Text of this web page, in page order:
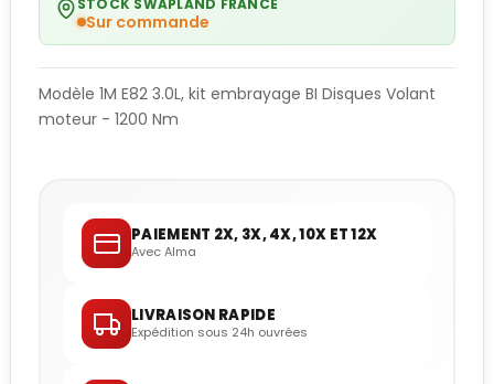
STOCK SWAPLAND FRANCE
Sur commande
Modèle 1M E82 3.0L, kit embrayage BI Disques Volant
moteur - 1200 Nm
PAIEMENT 2X, 3X, 4X, 10X ET 12X
Avec Alma
LIVRAISON RAPIDE
Expédition sous 24h ouvrées